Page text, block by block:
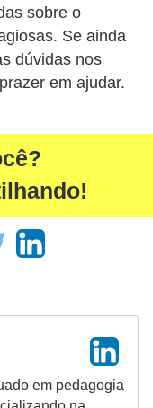
sobre o
Se ainda
dúvidas nos
em ajudar.
em pedagogia